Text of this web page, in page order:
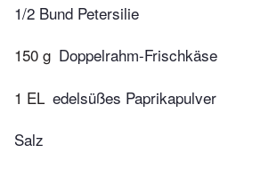
1/2 Bund Petersilie
150 g Doppelrahm-Frischkäse
1 EL edelsüßes Paprikapulver
Salz